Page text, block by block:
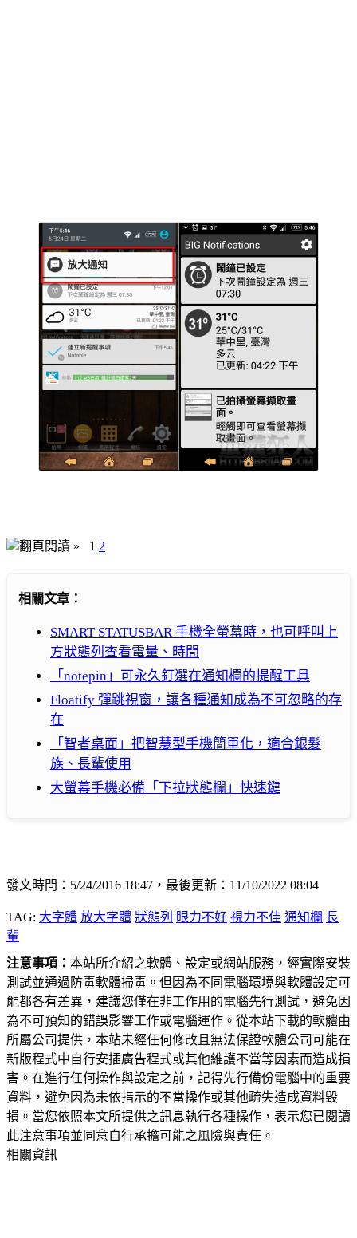
翻頁閱讀 » 1 2
相關文章：
SMART STATUSBAR 手機全螢幕時，也可呼叫上
方狀態列查看電量、時間
「notepin」可永久釘選在通知欄的提醒工具
Floatify 彈跳視窗，讓各種通知成為不可忽略的存
在
「智者桌面」把智慧型手機簡單化，適合銀髮
族、長輩使用
大螢幕手機必備「下拉狀態欄」快速鍵
發文時間：5/24/2016 18:47，最後更新：11/10/2022 08:04
TAG: 大字體 放大字體 狀態列 眼力不好 視力不佳 通知欄 長
輩
注意事項： 本站所介紹之軟體、設定或網站服務，經實際安裝
測試並通過防毒軟體掃毒。但因為不同電腦環境與軟體設定可
能都各有差異，建議您僅在非工作用的電腦先行測試，避免因
為不可預知的錯誤影響工作或電腦運作。從本站下載的軟體由
所屬公司提供，本站未經任何修改且無法保證軟體公司可能在
新版程式中自行安插廣告程式或其他維護不當等因素而造成損
害。在進行任何操作與設定之前，記得先行備份電腦中的重要
資料，避免因為未依指示的不當操作或其他疏失造成資料毀
損。當您依照本文所提供之訊息執行各種操作，表示您已閱讀
此注意事項並同意自行承擔可能之風險與責任。
相關資訊